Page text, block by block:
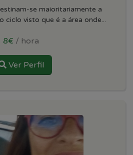
se maioritariamente a
ciclo visto que é a área onde...
8€ / hora
Ver Perfil